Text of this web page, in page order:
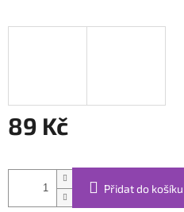
89 Kč
cena:
Přidat do košíku